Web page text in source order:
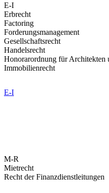
E-I
Erbrecht
Factoring
Forderungsmanagement
Gesellschaftsrecht
Handelsrecht
Honorarordnung für
Immobilienrecht
E-I
M-R
Mietrecht
Recht der Finanzdienstleitungen